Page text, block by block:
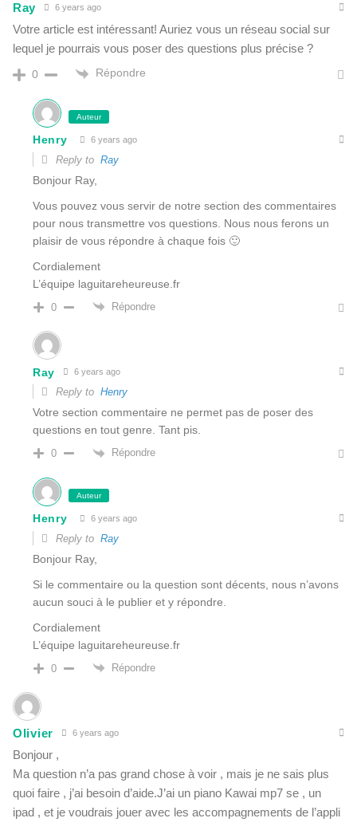
Ray 6 years ago
Votre article est intéressant! Auriez vous un réseau social sur
lequel je pourrais vous poser des questions plus précise ?
0 Répondre
Auteur
Henry 6 years ago
Reply to Ray
Bonjour Ray,
Vous pouvez vous servir de notre section des commentaires
pour nous transmettre vos questions. Nous nous ferons un
plaisir de vous répondre à chaque fois 🙂
Cordialement
L’équipe laguitareheureuse.fr
0 Répondre
Ray 6 years ago
Reply to Henry
Votre section commentaire ne permet pas de poser des
questions en tout genre. Tant pis.
0 Répondre
Auteur
Henry 6 years ago
Reply to Ray
Bonjour Ray,
Si le commentaire ou la question sont décents, nous n’avons
aucun souci à le publier et y répondre.
Cordialement
L’équipe laguitareheureuse.fr
0 Répondre
Olivier 6 years ago
Bonjour ,
Ma question n’a pas grand chose à voir , mais je ne sais plus
quoi faire , j’ai besoin d’aide.J’ai un piano Kawai mp7 se , un
ipad , et je voudrais jouer avec les accompagnements de l’appli